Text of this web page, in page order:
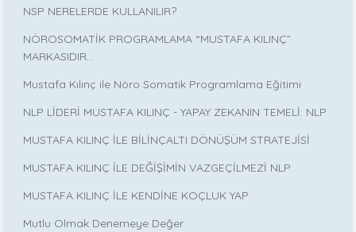
NSP NERELERDE KULLANILIR?
NÖROSOMATİK PROGRAMLAMA “MUSTAFA KILINÇ”
MARKASIDIR…
Mustafa Kılınç ile Nöro Somatik Programlama Eğitimi
NLP LİDERİ MUSTAFA KILINÇ - YAPAY ZEKANIN TEMELİ: NLP
MUSTAFA KILINÇ İLE BİLİNÇALTI DÖNÜŞÜM STRATEJİSİ
MUSTAFA KILINÇ İLE DEĞİŞİMİN VAZGEÇİLMEZİ NLP
MUSTAFA KILINÇ İLE KENDİNE KOÇLUK YAP
Mutlu Olmak Denemeye Değer